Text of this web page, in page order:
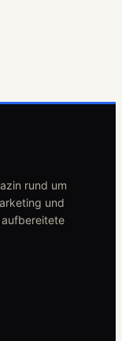
rund um
und